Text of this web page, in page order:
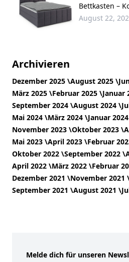
Bettkasten –
August 22,
Archivieren
Dezember 2025 \August 2025 \
März 2025 \Februar 2025 \Januar
September 2024 \August 2024 \
Mai 2024 \März 2024 \Januar
November 2023 \Oktober 2023 \
Mai 2023 \April 2023 \Februar
Oktober 2022 \September 2022 \
April 2022 \März 2022 \Februar
Dezember 2021 \November 2021
September 2021 \August 2021 \
Melde dich für unseren